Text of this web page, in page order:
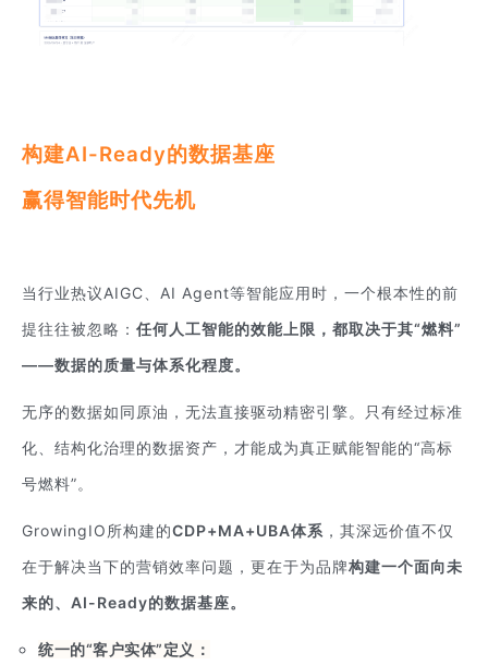
构建AI-Ready的数据基座
赢得智能时代先机
当行业热议AIGC、AI Agent等智能应用时，一个根本性的前
提往往被忽略： 任何人工智能的效能上限，都取决于其“燃料”
——数据的质量与体系化程度。
无序的数据如同原油，无法直接驱动精密引擎。只有经过标准
化、结构化治理的数据资产，才能成为真正赋能智能的“高标
号燃料”。
GrowingIO所构建的CDP+MA+UBA体系 ，其深远价值不仅
在于解决当下的营销效率问题，更在于为品牌构建一个面向未
来的、AI-Ready的数据基座。
统一的“客户实体”定义：